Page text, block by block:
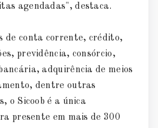
agendadas", destaca.
de conta corrente, crédito,
previdência, consórcio,
adquirência de meios
dentre outras
o Sicoob é a única
presente em mais de 300